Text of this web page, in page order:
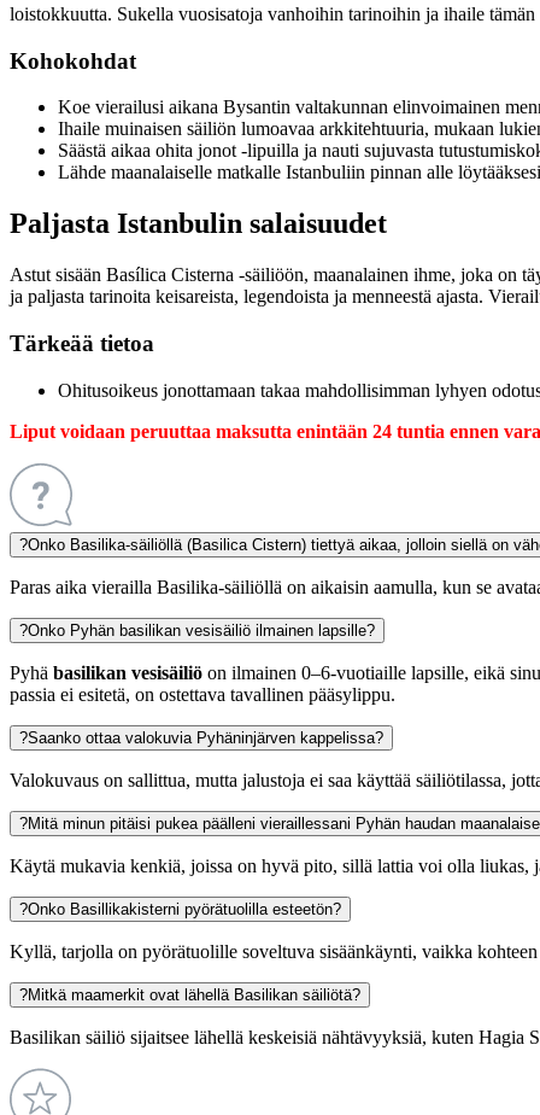
loistokkuutta. Sukella vuosisatoja vanhoihin tarinoihin ja ihaile tämän
Kohokohdat
Koe vierailusi aikana Bysantin valtakunnan elinvoimainen
Ihaile muinaisen säiliön lumoavaa arkkitehtuuria, mukaan
Säästä aikaa ohita jonot -lipuilla ja nauti sujuvasta
Lähde maanalaiselle matkalle Istanbuliin pinnan alle
Paljasta Istanbulin salaisuudet
Astut sisään Basílica Cisterna -säiliöön, maanalainen ihme, joka on
ja paljasta tarinoita keisareista, legendoista ja menneestä ajasta.
Tärkeää tietoa
Ohitusoikeus jonottamaan takaa mahdollisimman lyhyen
Liput voidaan peruuttaa maksutta enintään 24 tuntia ennen
?Onko Basilika-säiliöllä (Basilica Cistern) tiettyä aikaa, jolloin siellä on
Paras aika vierailla Basilika-säiliöllä on aikaisin aamulla, kun se
?Onko Pyhän basilikan vesisäiliö ilmainen lapsille?
Pyhä basilikan vesisäiliö on ilmainen 0–6-vuotiaille lapsille, eikä
passia ei esitetä, on ostettava tavallinen pääsylippu.
?Saanko ottaa valokuvia Pyhäninjärven kappelissa?
Valokuvaus on sallittua, mutta jalustoja ei saa käyttää säiliötilassa,
?Mitä minun pitäisi pukea päälleni vieraillessani Pyhän haudan
Käytä mukavia kenkiä, joissa on hyvä pito, sillä lattia voi olla liukas,
?Onko Basillikakisterni pyörätuolilla esteetön?
Kyllä, tarjolla on pyörätuolille soveltuva sisäänkäynti, vaikka
?Mitkä maamerkit ovat lähellä Basilikan säiliötä?
Basilikan säiliö sijaitsee lähellä keskeisiä nähtävyyksiä, kuten Hagia